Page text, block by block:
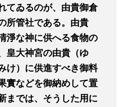
てゐるのが、由貴御倉
所管社である。由貴
淨な神に供へる食物の
皇大神宮の由貴（ゆ
け）に供進すべき御料
實などを御納めして置
までは、そうした用に